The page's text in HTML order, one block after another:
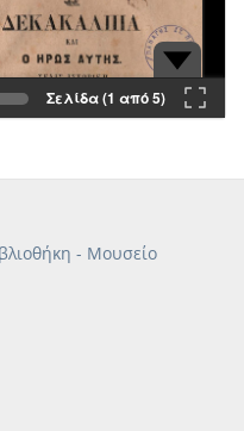
Σελίδα (1 από 5)
- Μουσείο